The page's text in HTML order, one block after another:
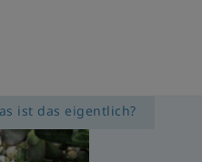
ist das eigentlich?